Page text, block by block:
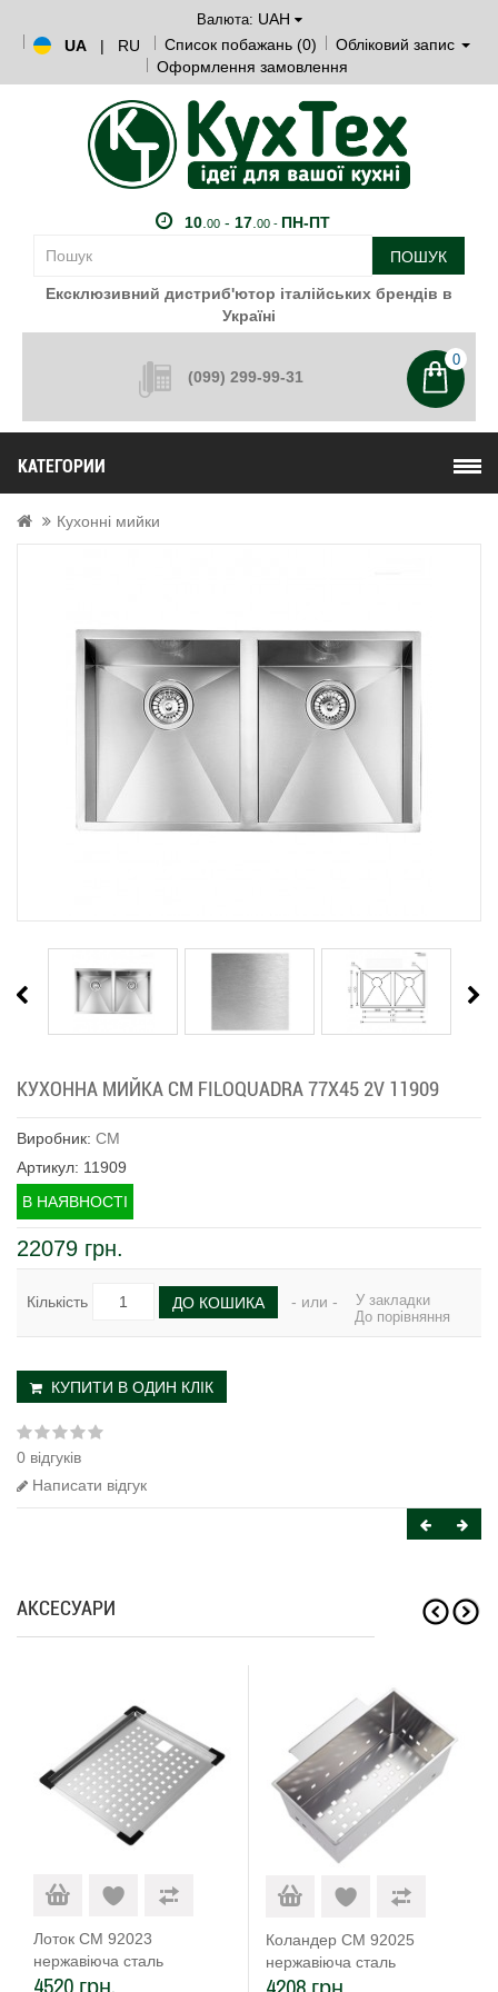
Валюта: UAH
UA
| RU Список побажань (0)
Обліковий запис
Оформлення замовлення
10. 00- 17. 00 - ПН-ПТ
ПОШУК
Ексклюзивний дистриб'ютор італійських брендів в
Україні
(099) 299-99-31
0
КАТЕГОРИИ
Кухонні мийки
КУХОННА МИЙКА CM FILOQUADRA 77Х45 2V 11909
Виробник: CM
Артикул: 11909
В НАЯВНОСТІ
22079 грн.
Кількість ДО КОШИКА - или -
У закладки
До порівняння
КУПИТИ В ОДИН КЛІК
0 відгуків
Написати відгук
АКСЕСУАРИ
Лоток CM 92023
нержавіюча сталь
4520 грн.
Коландер CM 92025
нержавіюча сталь